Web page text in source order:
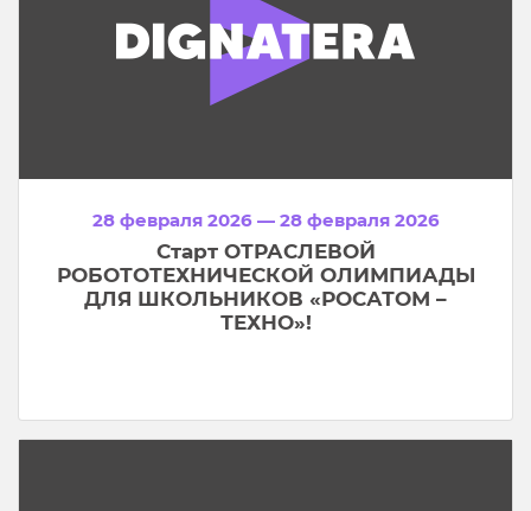
28 февраля 2026 — 28 февраля 2026
Старт ОТРАСЛЕВОЙ
РОБОТОТЕХНИЧЕСКОЙ ОЛИМПИАДЫ
ДЛЯ ШКОЛЬНИКОВ «РОСАТОМ –
ТЕХНО»!